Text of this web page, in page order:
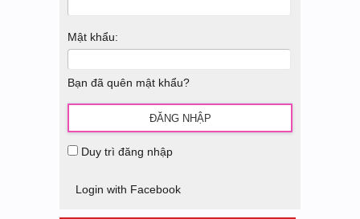
Mật khẩu:
Bạn đã quên mật khẩu?
Duy trì đăng nhập
Login with Facebook